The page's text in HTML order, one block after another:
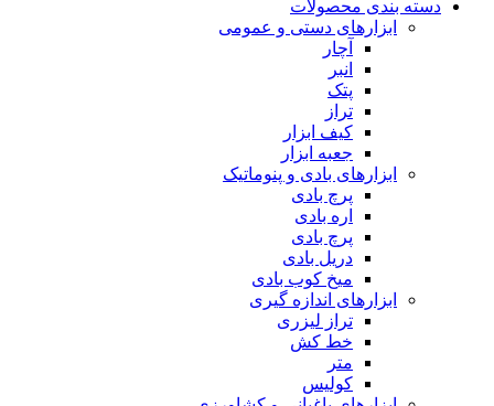
دسته بندی محصولات
ابزارهای دستی و عمومی
آچار
انبر
پتک
تراز
کیف ابزار
جعبه ابزار
ابزارهای بادی و پنوماتیک
پرچ بادی
اره بادی
پرچ بادی
دریل بادی
میخ کوب بادی
ابزارهای اندازه گیری
تراز لیزری
خط کش
متر
کولیس